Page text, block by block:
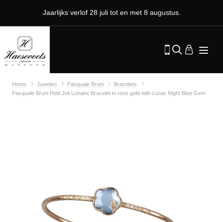
Jaarlijks verlof 28 juli tot en met 8 augustus.
Home Juwelen Pasquale Bruni
Bracelets
Pasquale Bruni Petit Joli Lunaire Bracelet in rose gold with Lunar Night Blue Gem